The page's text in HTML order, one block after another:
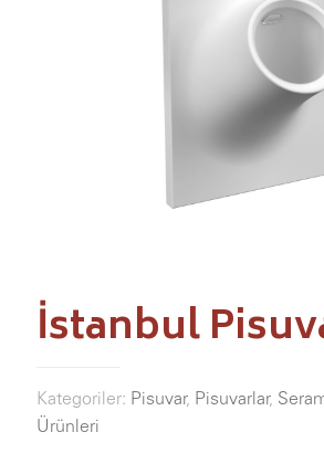
İstanbul
Kategoriler: Pisuvar, Pisuvarlar,
Ürünleri